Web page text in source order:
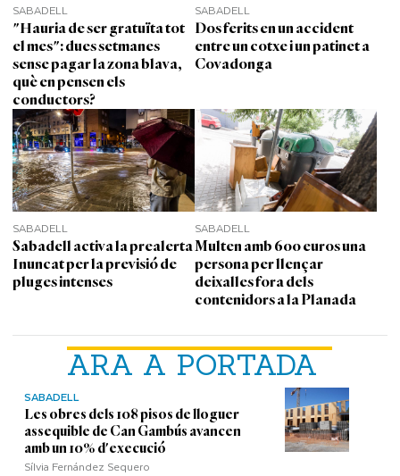
ARA A PORTADA
SABADELL
Les obres dels 108 pisos de lloguer
assequible de Can Gambús avancen
amb un 10% d'execució
Sílvia Fernández Sequero
SABADELL
"Hauria de ser gratuïta tot
el mes": dues setmanes
sense pagar la zona blava,
què en pensen els
conductors?
SABADELL
Dos ferits en un accident
entre un cotxe i un patinet a
Covadonga
SABADELL
Sabadell activa la prealerta
Inuncat per la previsió de
pluges intenses
SABADELL
Multen amb 600 euros una
persona per llençar
deixalles fora dels
contenidors a la Planada